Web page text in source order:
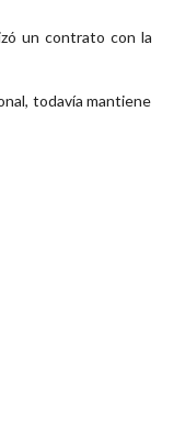
un contrato con la
todavía mantiene